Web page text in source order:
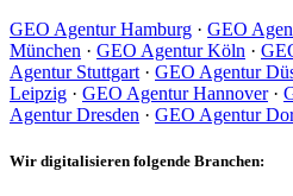
GEO Agentur Hamburg · GEO
München · GEO Agentur Köln ·
Agentur Stuttgart · GEO Agentur
Leipzig · GEO Agentur Hannover·
Agentur Dresden · GEO Agentur
Wir digitalisieren folgende Branchen: